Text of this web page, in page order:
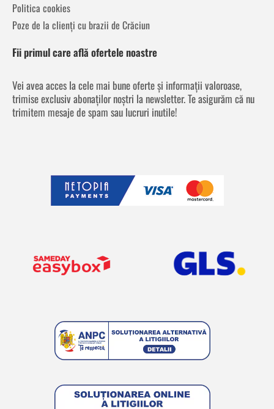
Politica cookies
Poze de la clienți cu brazii de Crăciun
Fii primul care află ofertele noastre
Vei avea acces la cele mai bune oferte și informații valoroase,
trimise exclusiv abonaților noștri la newsletter. Te asigurăm că nu
trimitem mesaje de spam sau lucruri inutile!